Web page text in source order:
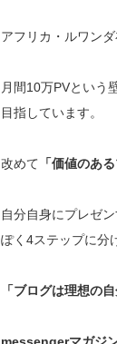
アフリカ・ルワン
月間10万PVという
目指しています。
改めて 「価値のあ
自分自身にプレゼ
ぽく4ステップに分
「ブログは理想の